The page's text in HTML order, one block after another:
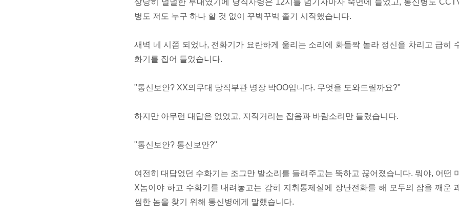
상당히 널널한 부대였기에 당직사령은 12시를 넘기자마자 숙면에 들었고, 통신병도
병도 저도 누구 하나 할 것 없이 꾸벅꾸벅 졸기 시작했습니다.
새벽 네 시쯤 되었나, 전화기가 요란하게 울리는 소리에 화들짝 놀라 정신을 차리고 급히
화기를 집어 들었습니다.
"통신보안? XX의무대 당직부관 병장 박OO입니다. 무엇을 도와드릴까요?"
하지만 아무런 대답은 없었고, 지직거리는 잡음과 바람소리만 들렸습니다.
"통신보안? 통신보안?"
여전히 대답없던 수화기는 조그만 발소리를 들려주고는 뚝하고 끊어졌습니다. 뭐야, 어떤
X놈이야 하고 수화기를 내려놓고는 감히 지휘통제실에 장난전화를 해 모두의 잠을 깨운
씸한 놈을 찾기 위해 통신병에게 말했습니다.